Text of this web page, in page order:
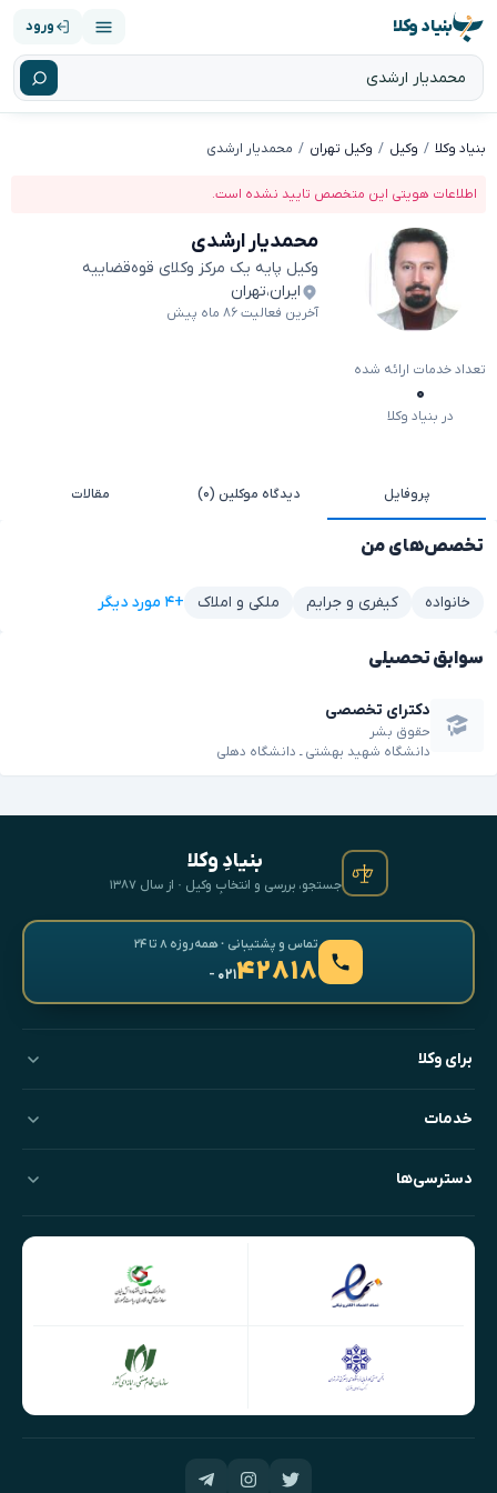
بنیاد وکلا ورود
بنیاد وکلا وکیل وکیل تهران محمدیار ارشدی
اطلاعات هویتی این متخصص تایید نشده است.
محمدیار ارشدی
وکیل پایه یک مرکز وکلای قوه‌قضاییه
ایران،تهران
آخرین فعالیت ۸۶ ماه پیش
تعداد خدمات ارائه شده
۰
در بنیاد وکلا
پروفایل دیدگاه موکلین (۰) مقالات
تخصص‌های من
خانواده کیفری و جرایم ملکی و املاک +۴ مورد دیگر
سوابق تحصیلی
دکترای تخصصی
حقوق بشر
دانشگاه شهید بهشتی ـ دانشگاه دهلی
بنیادِ وکلا
جستجو، بررسی و انتخابِ وکیل · از سال ۱۳۸۷
تماس و پشتیبانی · همه‌روزه ۸ تا ۲۴
۴۲۸۱۸- ۰۲۱
برای وکلا
خدمات
دسترسی‌ها